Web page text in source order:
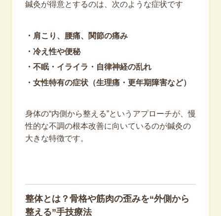
鍼灸が得意とするのは、次のような症状です
・ 肩こり、腰痛、関節の痛み
・冷え性や便秘
・不眠・イライラ・自律神経の乱れ
・女性特有の症状（生理痛・更年期障害など）
身体の“内側から整える”というアプローチが、慢
性的な不調の根本改善に向いているのが鍼灸の
大きな特徴です。
整体とは？骨格や筋肉の歪みを“外側から
整える”手技療法